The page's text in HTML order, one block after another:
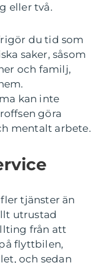
eller två.
du tid som
saker, såsom
och familj,
kan inte
göra
mentalt arbete.
tjänster än
utrustad
från att
flyttbilen,
och sedan